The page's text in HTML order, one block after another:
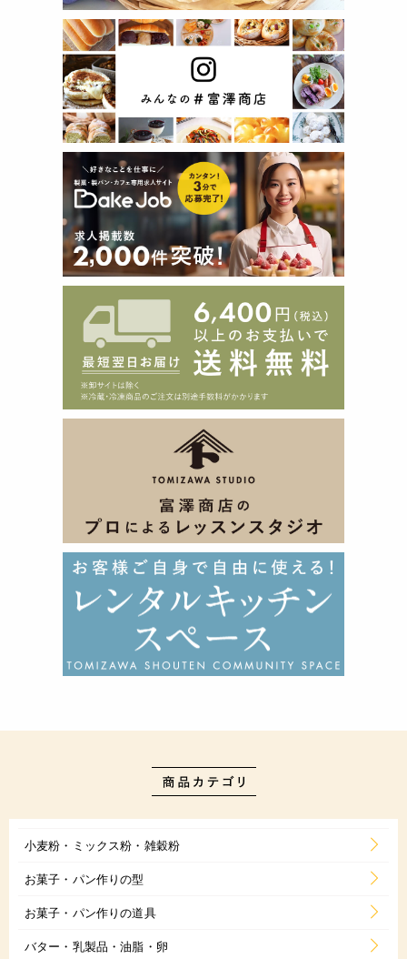
小麦粉・ミックス粉・雑穀粉
お菓子・パン作りの型
お菓子・パン作りの道具
バター・乳製品・油脂・卵